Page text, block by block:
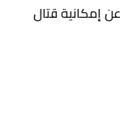
إمكانية قتال